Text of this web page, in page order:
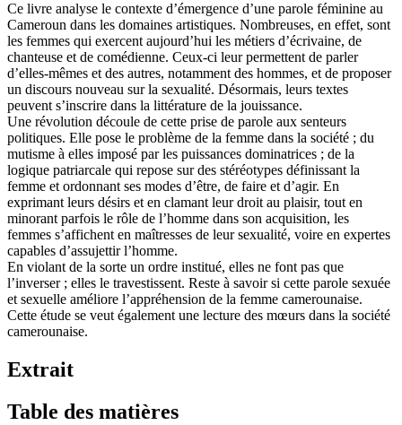
Ce livre analyse le contexte d’émergence d’une parole féminine au
Cameroun dans les domaines artistiques. Nombreuses, en effet, sont
les femmes qui exercent aujourd’hui les métiers d’écrivaine, de
chanteuse et de comédienne. Ceux-ci leur permettent de parler
d’elles-mêmes et des autres, notamment des hommes, et de proposer
un discours nouveau sur la sexualité. Désormais, leurs textes
peuvent s’inscrire dans la littérature de la jouissance.
Une révolution découle de cette prise de parole aux senteurs
politiques. Elle pose le problème de la femme dans la société ; du
mutisme à elles imposé par les puissances dominatrices ; de la
logique patriarcale qui repose sur des stéréotypes définissant la
femme et ordonnant ses modes d’être, de faire et d’agir. En
exprimant leurs désirs et en clamant leur droit au plaisir, tout en
minorant parfois le rôle de l’homme dans son acquisition, les
femmes s’affichent en maîtresses de leur sexualité, voire en expertes
capables d’assujettir l’homme.
En violant de la sorte un ordre institué, elles ne font pas que
l’inverser ; elles le travestissent. Reste à savoir si cette parole sexuée
et sexuelle améliore l’appréhension de la femme camerounaise.
Cette étude se veut également une lecture des mœurs dans la société
camerounaise.
Extrait
Table des matières